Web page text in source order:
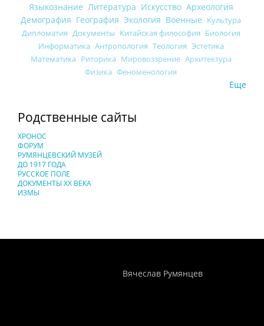
Языкознание Литература Искусство Археология
Демография География Экология Военные Культура
Дипломатия Документы Китайская философия Биология
Информатика Антропология Теология Эстетика
Математика Риторика Мировоззрение Архитектура
Физика Феноменология
Еще
Родственные сайты
ХРОНОС
ФОРУМ
РУМЯНЦЕВСКИЙ МУЗЕЙ
ДО 1917 ГОДА
РУССКОЕ ПОЛЕ
ДОКУМЕНТЫ XX ВЕКА
ИЗМЫ
Вячеслав Румянцев